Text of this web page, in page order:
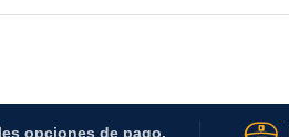
opciones de pago.